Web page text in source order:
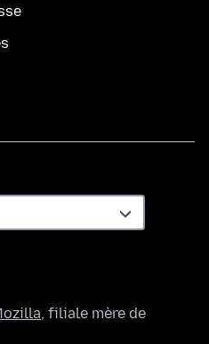
, filiale mère de